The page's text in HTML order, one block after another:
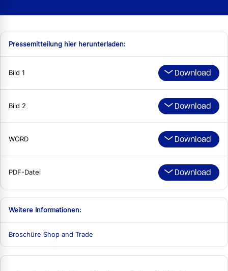
Pressemitteilung hier herunterladen:
Bild 1 Download
Bild 2 Download
WORD Download
PDF-Datei Download
Weitere Informationen:
Broschüre Shop and Trade